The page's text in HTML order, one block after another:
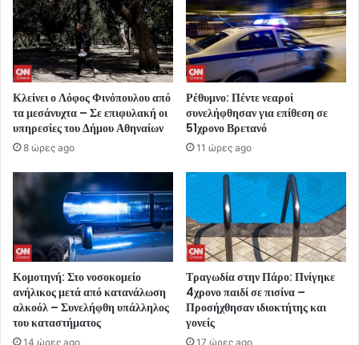
Κλείνει ο Λόφος Φινόπουλου από
τα μεσάνυχτα – Σε επιφυλακή οι
υπηρεσίες του Δήμου Αθηναίων
8 ώρες ago
Ρέθυμνο: Πέντε νεαροί
συνελήφθησαν για επίθεση σε
51χρονο Βρετανό
11 ώρες ago
Κομοτηνή: Στο νοσοκομείο
ανήλικος μετά από κατανάλωση
αλκοόλ – Συνελήφθη υπάλληλος
του καταστήματος
14 ώρες ago
Τραγωδία στην Πάρο: Πνίγηκε
4χρονο παιδί σε πισίνα –
Προσήχθησαν ιδιοκτήτης και
γονείς
17 ώρες ago